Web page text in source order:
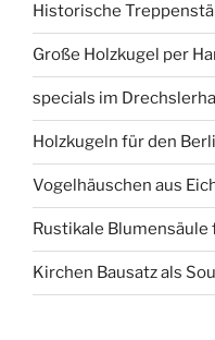
Historische
Große Holzkugel per
specials im
Holzkugeln für den
Vogelhäuschen aus
Rustikale
Kirchen Bausatz als